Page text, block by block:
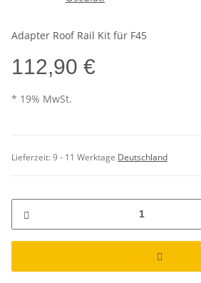
Adapter Roof Rail Kit für F45
112,90 €
* 19% MwSt.
Lieferzeit:9 - 11 Werktage Deutschland